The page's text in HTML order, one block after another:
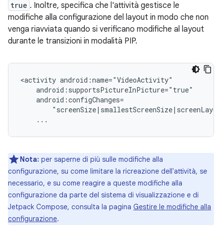
true . Inoltre, specifica che l'attività gestisce le
modifiche alla configurazione del layout in modo che non
venga riavviata quando si verificano modifiche al layout
durante le transizioni in modalità PIP.
<activity
Nota: per saperne di più sulle modifiche alla
configurazione, su come limitare la ricreazione dell'attività, se
necessario, e su come reagire a queste modifiche alla
configurazione da parte del sistema di visualizzazione e di
Jetpack Compose, consulta la pagina Gestire le modifiche alla
configurazione.